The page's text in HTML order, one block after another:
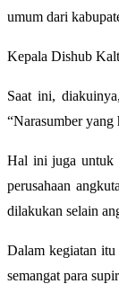
umum dari
Kepala Dishub
Saat ini,
“Narasumber
Hal ini juga untuk
perusahaan
dilakukan selain
Dalam kegiatan
semangat para